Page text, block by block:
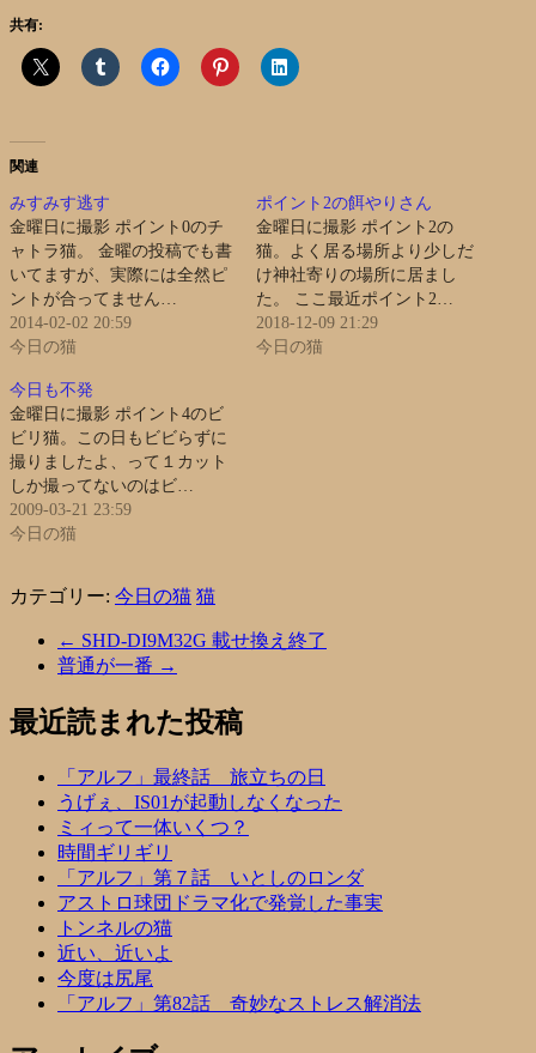
共有:
関連
みすみす逃す
金曜日に撮影 ポイント0のチ
ャトラ猫。 金曜の投稿でも書
いてますが、実際には全然ピ
ントが合ってません…
2014-02-02 20:59
今日の猫
ポイント2の餌やりさん
金曜日に撮影 ポイント2の
猫。よく居る場所より少しだ
け神社寄りの場所に居まし
た。 ここ最近ポイント2…
2018-12-09 21:29
今日の猫
今日も不発
金曜日に撮影 ポイント4のビ
ビリ猫。この日もビビらずに
撮りましたよ、って１カット
しか撮ってないのはビ…
2009-03-21 23:59
今日の猫
カテゴリー: 今日の猫 猫
← SHD-DI9M32G 載せ換え終了
普通が一番 →
最近読まれた投稿
「アルフ」最終話 旅立ちの日
うげぇ、IS01が起動しなくなった
ミィって一体いくつ？
時間ギリギリ
「アルフ」第７話 いとしのロンダ
アストロ球団ドラマ化で発覚した事実
トンネルの猫
近い、近いよ
今度は尻尾
「アルフ」第82話 奇妙なストレス解消法